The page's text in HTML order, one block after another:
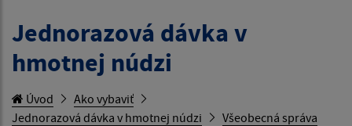
Jednorazová dávka v
hmotnej núdzi
Úvod
Ako vybaviť
Jednorazová dávka v hmotnej núdzi
Všeobecná správa